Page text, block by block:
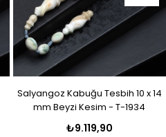
Salyangoz Kabuğu Tesbih 10 x 14
mm Beyzi Kesim - T-1934
₺9.119,90